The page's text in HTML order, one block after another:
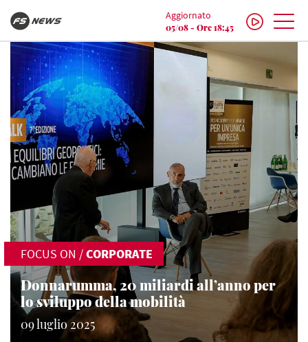
Aggiornato
05/08 - Ore 18:45
FOCUS ON /CORPORATE
Donnarumma, 20 miliardi all’anno per
lo sviluppo della mobilità
09 luglio 2025